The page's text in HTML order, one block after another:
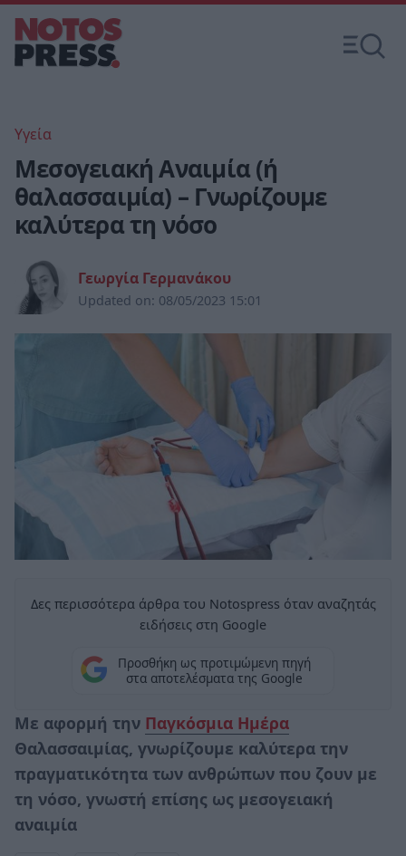
Υγεία
Μεσογειακή Αναιμία (ή
θαλασσαιμία) – Γνωρίζουμε
καλύτερα τη νόσο
Γεωργία Γερμανάκου
Updated on: 08/05/2023 15:01
Δες περισσότερα άρθρα του Notospress όταν αναζητάς
ειδήσεις στη Google
Προσθήκη ως προτιμώμενη πηγή
στα αποτελέσματα της Google
Με αφορμή την Παγκόσμια Ημέρα
Θαλασσαιμίας, γνωρίζουμε καλύτερα την
πραγματικότητα των ανθρώπων που ζουν με
τη νόσο, γνωστή επίσης ως μεσογειακή
αναιμία